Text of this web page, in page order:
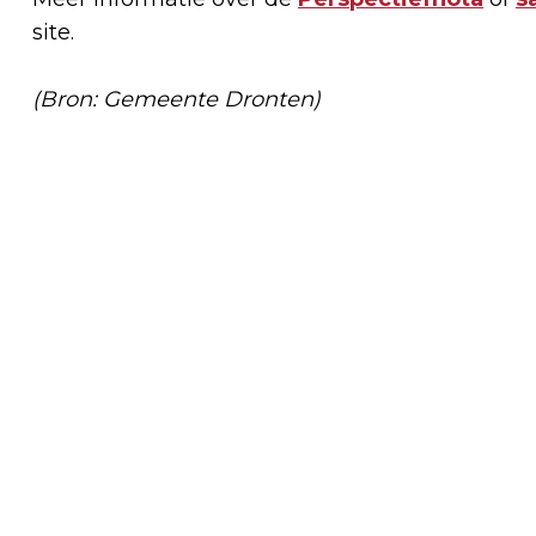
site.
(Bron: Gemeente Dronten)